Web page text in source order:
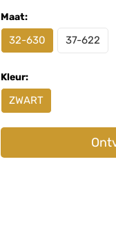
Maat:
32-630 37-622
Kleur:
ZWART